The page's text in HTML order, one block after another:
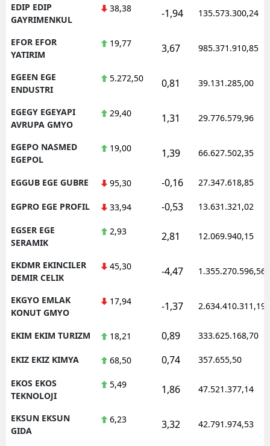
EDIP EDIP
GAYRIMENKUL
38,38 -1,94 135.573.300,24
EFOR EFOR
YATIRIM
19,77 3,67 985.371.910,85
EGEEN EGE
ENDUSTRI
5.272,50 0,81 39.131.285,00
EGEGY EGEYAPI
AVRUPA GMYO
29,40 1,31 29.776.579,96
EGEPO NASMED
EGEPOL
19,00 1,39 66.627.502,35
EGGUB EGE GUBRE 95,30 -0,16 27.347.618,85
EGPRO EGE PROFIL 33,94 -0,53 13.631.321,02
EGSER EGE
SERAMIK
2,93 2,81 12.069.940,15
EKDMR EKINCILER
DEMIR CELIK
45,30 -4,47 1.355.270.596,56
EKGYO EMLAK
KONUT GMYO
17,94 -1,37 2.634.410.311,19
EKIM EKIM TURIZM 18,21 0,89 333.625.168,70
EKIZ EKIZ KIMYA 68,50 0,74 357.655,50
EKOS EKOS
TEKNOLOJI
5,49 1,86 47.521.377,14
EKSUN EKSUN
GIDA
6,23 3,32 42.791.974,53